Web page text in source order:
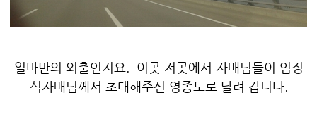
얼마만의 외출인지요. 이곳 저곳에서 자매님들이 임정
석자매님께서 초대해주신 영종도로 달려 갑니다.